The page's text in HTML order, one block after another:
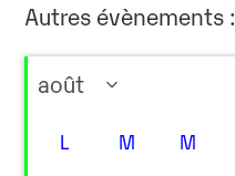
Autres évènements :
L M M